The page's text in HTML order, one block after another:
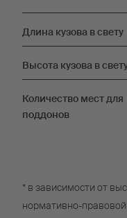
Длина кузова в свету
Высота кузова в
Количество мест для
поддонов
* в зависимости от
нормативно-